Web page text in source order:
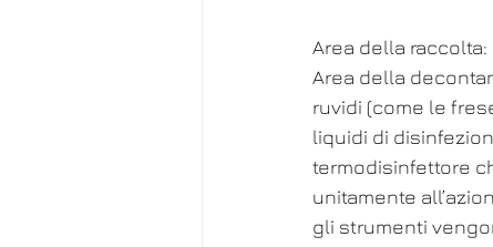
Area della
Area della
ruvidi (come le
liquidi di
termodisinfettore
unitamente
gli strumenti